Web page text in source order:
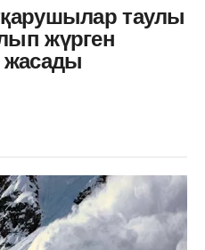
таулы
жүрген
жасады